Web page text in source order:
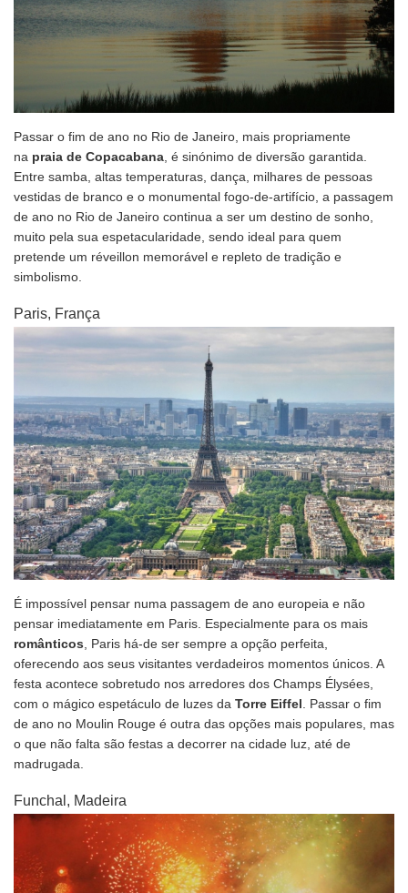
Passar o fim de ano no Rio de Janeiro, mais propriamente
na praia de Copacabana , é sinónimo de diversão garantida.
Entre samba, altas temperaturas, dança, milhares de pessoas
vestidas de branco e o monumental fogo-de-artifício, a passagem
de ano no Rio de Janeiro continua a ser um destino de sonho,
muito pela sua espetacularidade, sendo ideal para quem
pretende um réveillon memorável e repleto de tradição e
simbolismo.
Paris, França
É impossível pensar numa passagem de ano europeia e não
pensar imediatamente em Paris. Especialmente para os mais
românticos , Paris há-de ser sempre a opção perfeita,
oferecendo aos seus visitantes verdadeiros momentos únicos. A
festa acontece sobretudo nos arredores dos Champs Élysées,
com o mágico espetáculo de luzes da Torre Eiffel . Passar o fim
de ano no Moulin Rouge é outra das opções mais populares, mas
o que não falta são festas a decorrer na cidade luz, até de
madrugada.
Funchal, Madeira